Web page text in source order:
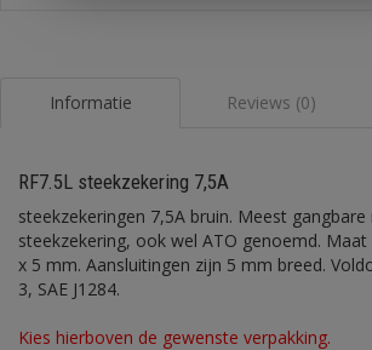
Informatie Reviews (0)
RF7.5L steekzekering 7,5A
steekzekeringen 7,5A bruin. Meest gangbare
steekzekering, ook wel ATO genoemd.
x 5 mm. Aansluitingen zijn 5 mm breed.
3, SAE J1284.
Kies hierboven de gewenste verpakking.